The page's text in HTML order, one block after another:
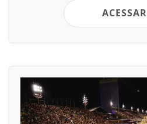
ACESSAR